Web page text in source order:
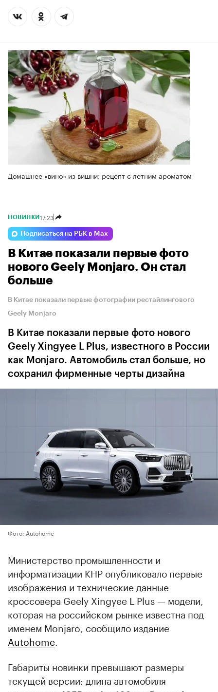
Домашнее «вино» из вишни: рецепт с летним ароматом
НОВИНКИ 17:23
Подписаться на РБК в Max
В Китае показали первые фото
нового Geely Monjaro. Он стал
больше
В Китае показали первые фотографии рестайлингового
Geely Monjaro
В Китае показали первые фото нового
Geely Xingyee L Plus, известного в России
как Monjaro. Автомобиль стал больше, но
сохранил фирменные черты дизайна
Фото: Autohome
Министерство промышленности и
информатизации КНР опубликовало первые
изображения и технические данные
кроссовера Geely Xingyee L Plus — модели,
которая на российском рынке известна под
именем Monjaro, сообщило издание
Autohome
Габариты новинки превышают размеры
текущей версии: длина автомобиля